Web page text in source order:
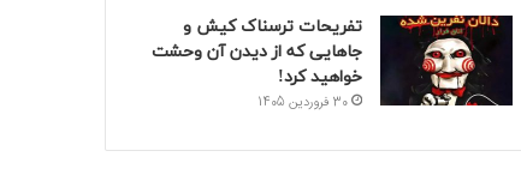
تفریحات ترسناک کیش و
جاهایی که از دیدن آن وحشت
خواهید کرد!
30 فروردین 1405